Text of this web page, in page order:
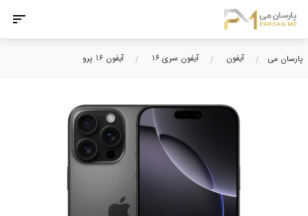
پارسان می آیفون آیفون سری ۱۶ آیفون 16 پرو